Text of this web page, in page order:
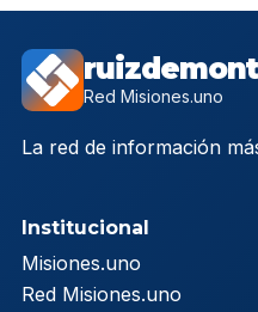
Red Misiones.uno
La red de información
Institucional
Misiones.uno
Red Misiones.uno